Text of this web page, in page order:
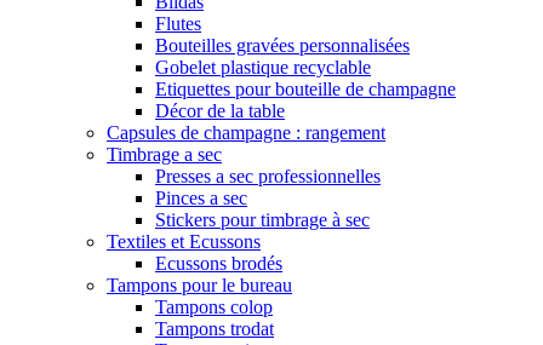
Flutes
Bouteilles gravées personnalisées
Gobelet plastique recyclable
Etiquettes pour bouteille de champagne
Décor de la table
Capsules de champagne : rangement
Timbrage a sec
Presses a sec professionnelles
Pinces a sec
Stickers pour timbrage à sec
Textiles et Ecussons
Ecussons brodés
Tampons pour le bureau
Tampons colop
Tampons trodat